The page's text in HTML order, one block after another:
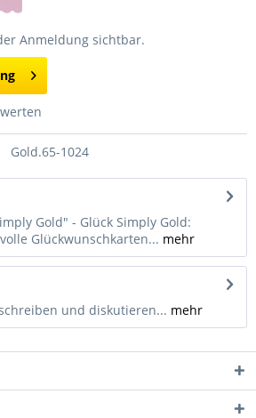
Anmeldung sichtbar.
Gold.65-1024
Gold" - Glück Simply Gold:
Glückwunschkarten... mehr
und diskutieren... mehr